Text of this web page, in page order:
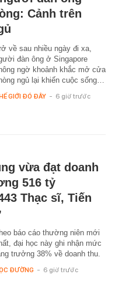
Cảnh trên
về sau nhiều ngày đi xa,
đàn ông ở Singapore
ngờ khoảnh khắc mở cửa
ngủ lại khiến cuộc sống…
GIỚI ĐÓ ĐÂY - 6 giờ trước
vừa đạt doanh
516 tỷ
Thạc sĩ, Tiến
báo cáo thường niên mới
đại học này ghi nhận mức
trưởng 38% về doanh thu.
ĐƯỜNG - 6 giờ trước